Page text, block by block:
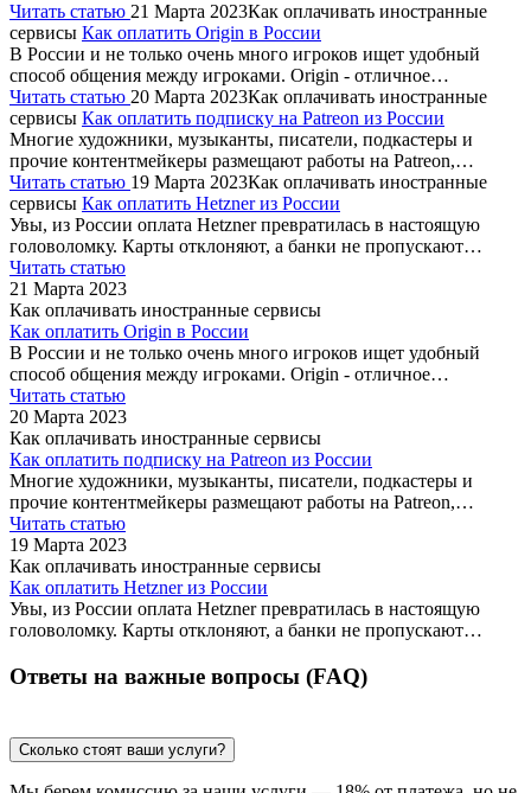
Читать статью 21 Марта 2023Как оплачивать иностранные
сервисы Как оплатить Origin в России
В России и не только очень много игроков ищет удобный
способ общения между игроками. Origin - отличное…
Читать статью 20 Марта 2023Как оплачивать иностранные
сервисы Как оплатить подписку на Patreon из России
Многие художники, музыканты, писатели, подкастеры и
прочие контентмейкеры размещают работы на Patreon,…
Читать статью 19 Марта 2023Как оплачивать иностранные
сервисы Как оплатить Hetzner из России
Увы, из России оплата Hetzner превратилась в настоящую
головоломку. Карты отклоняют, а банки не пропускают…
Читать статью
21 Марта 2023
Как оплачивать иностранные сервисы
Как оплатить Origin в России
В России и не только очень много игроков ищет удобный
способ общения между игроками. Origin - отличное…
Читать статью
20 Марта 2023
Как оплачивать иностранные сервисы
Как оплатить подписку на Patreon из России
Многие художники, музыканты, писатели, подкастеры и
прочие контентмейкеры размещают работы на Patreon,…
Читать статью
19 Марта 2023
Как оплачивать иностранные сервисы
Как оплатить Hetzner из России
Увы, из России оплата Hetzner превратилась в настоящую
головоломку. Карты отклоняют, а банки не пропускают…
Ответы на важные вопросы (FAQ)
Сколько стоят ваши услуги?